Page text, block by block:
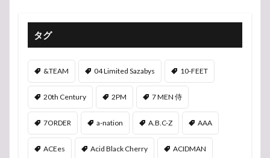
タグ
&TEAM 04 Limited Sazabys 10-FEET
20th Century 2PM 7 MEN 侍
7ORDER a-nation A.B.C-Z AAA
ACEes Acid Black Cherry ACIDMAN